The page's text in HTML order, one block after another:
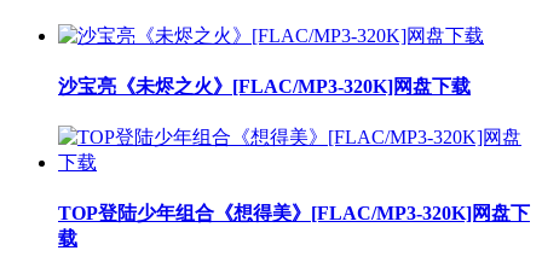
沙宝亮《未烬之火》[FLAC/MP3-320K]网盘下载
TOP登陆少年组合《想得美》[FLAC/MP3-320K]网盘下
载